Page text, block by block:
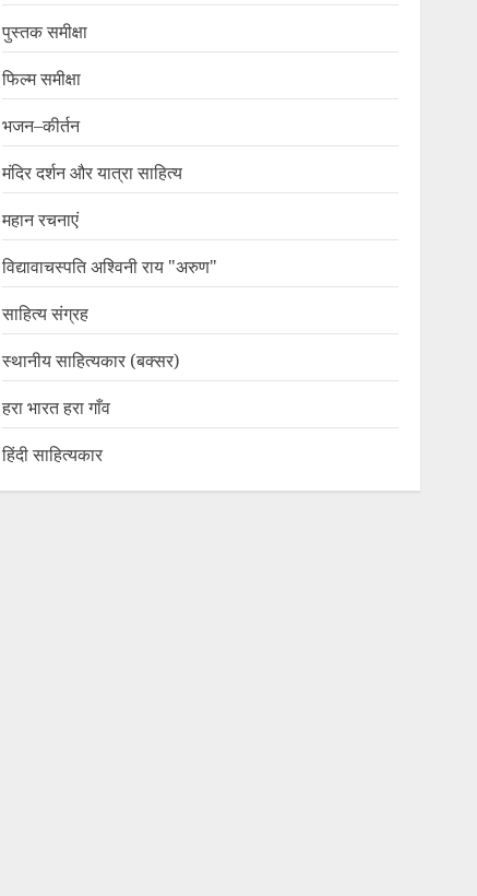
पुस्तक समीक्षा
फिल्म समीक्षा
भजन–कीर्तन
मंदिर दर्शन और यात्रा साहित्य
महान रचनाएं
विद्यावाचस्पति अश्विनी राय "अरुण"
साहित्य संग्रह
स्थानीय साहित्यकार (बक्सर)
हरा भारत हरा गाँव
हिंदी साहित्यकार